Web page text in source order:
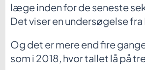
læge inden for de seneste
Det viser en undersøgelse fra
Og det er mere end fire
som i 2018, hvor tallet lå på